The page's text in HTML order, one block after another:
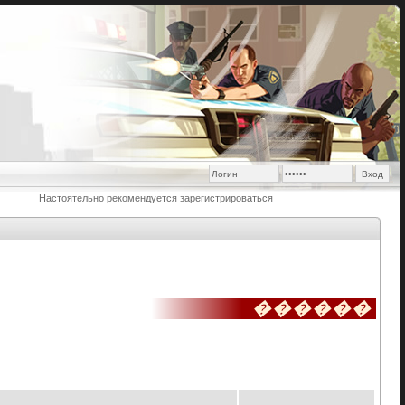
Настоятельно рекомендуется зарегистрироваться
������